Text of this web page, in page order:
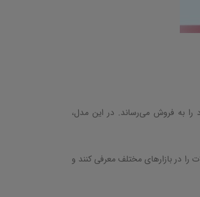
به فروش می‌رساند. در این مدل،
در بازارهای مختلف معرفی کنند و